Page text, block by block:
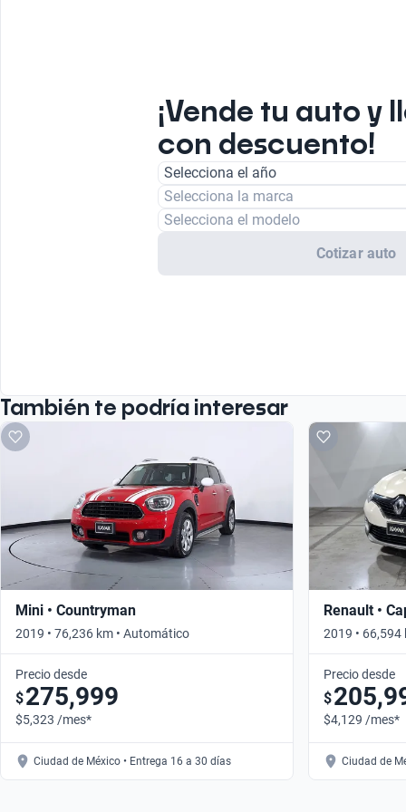
¡Vende tu auto y
con descuento!
Selecciona el año
Selecciona la marca
Selecciona el modelo
Cotizar auto
También te podría interesar
Mini • Countryman
2019 • 76,236 km • Automático
Precio desde
$275,999
$5,323 /mes*
Ciudad de México • Entrega 16 a 30 días
Renault •
2019 •
Precio desde
$
$4,129 /mes*
Ciudad de